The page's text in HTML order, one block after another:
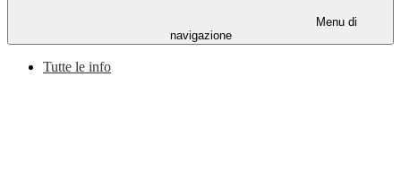
Menu di
navigazione
Tutte le info